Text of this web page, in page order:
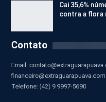
Cai 35,6%
contra a flora
Contato
Email:
Telefone: (42) 9 9997-5690